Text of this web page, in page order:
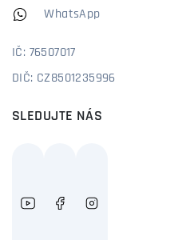
WhatsApp
IČ: 76507017
DIČ: CZ8501235996
SLEDUJTE NÁS